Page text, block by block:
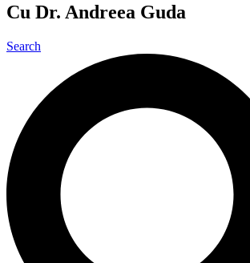
Cu Dr. Andreea Guda
Search